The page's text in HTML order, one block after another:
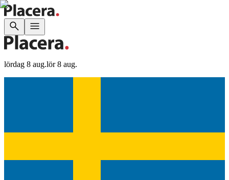
lördag 8 aug.lör 8 aug.